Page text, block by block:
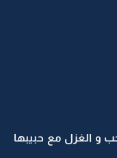
و الغزل مع حبيبها